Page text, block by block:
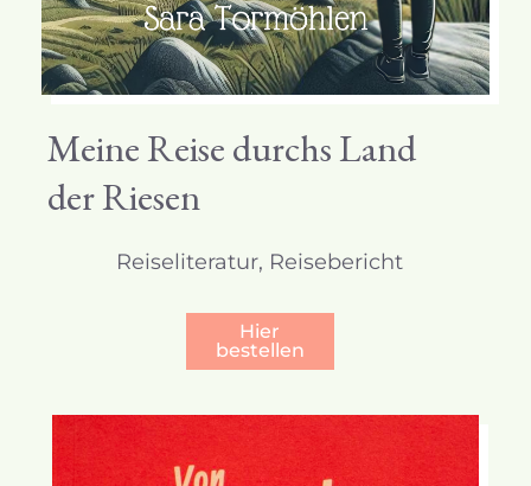
Meine Reise durchs Land
der Riesen
Reiseliteratur, Reisebericht
Hier
bestellen